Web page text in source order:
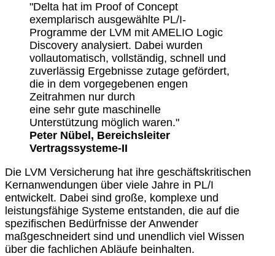
"Delta hat im Proof of Concept
exemplarisch ausgewählte PL/I-
Programme der LVM mit AMELIO Logic
Discovery analysiert. Dabei wurden
vollautomatisch, vollständig, schnell und
zuverlässig Ergebnisse zutage gefördert,
die in dem vorgegebenen engen
Zeitrahmen nur durch
eine sehr gute maschinelle
Unterstützung möglich waren."
Peter Nübel, Bereichsleiter
Vertragssysteme-II
Die LVM Versicherung hat ihre geschäftskritischen
Kernanwendungen über viele Jahre in PL/I
entwickelt. Dabei sind große, komplexe und
leistungsfähige Systeme entstanden, die auf die
spezifischen Bedürfnisse der Anwender
maßgeschneidert sind und unendlich viel Wissen
über die fachlichen Abläufe beinhalten.